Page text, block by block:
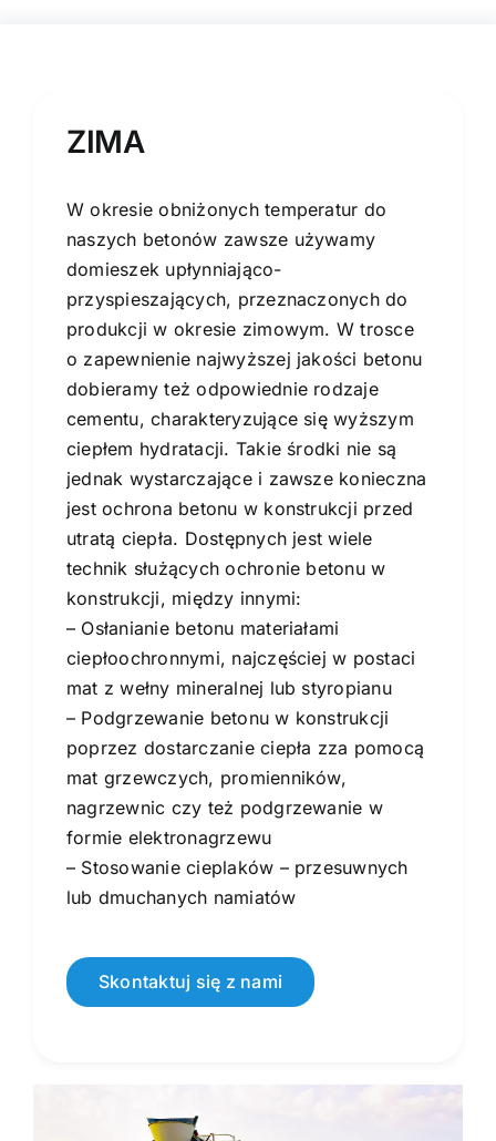
ZIMA
W okresie obniżonych temperatur do
naszych betonów zawsze używamy
domieszek upłynniająco-
przyspieszających, przeznaczonych do
produkcji w okresie zimowym. W trosce
o zapewnienie najwyższej jakości betonu
dobieramy też odpowiednie rodzaje
cementu, charakteryzujące się wyższym
ciepłem hydratacji. Takie środki nie są
jednak wystarczające i zawsze konieczna
jest ochrona betonu w konstrukcji przed
utratą ciepła. Dostępnych jest wiele
technik służących ochronie betonu w
konstrukcji, między innymi:
– Osłanianie betonu materiałami
ciepłoochronnymi, najczęściej w postaci
mat z wełny mineralnej lub styropianu
– Podgrzewanie betonu w konstrukcji
poprzez dostarczanie ciepła zza pomocą
mat grzewczych, promienników,
nagrzewnic czy też podgrzewanie w
formie elektronagrzewu
– Stosowanie cieplaków – przesuwnych
lub dmuchanych namiatów
Skontaktuj się z nami